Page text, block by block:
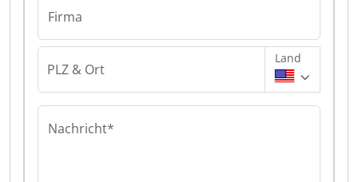
Firma
PLZ & Ort
Land
Nachricht*